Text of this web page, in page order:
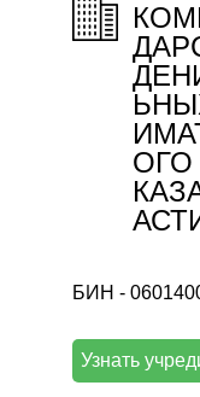
ОГО
БИН -
Узнать